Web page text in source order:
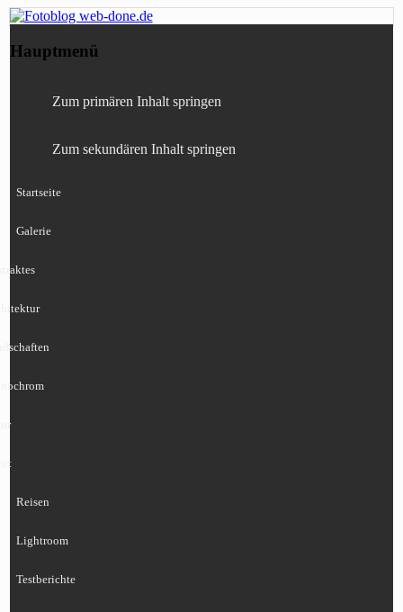
Fotoblog web-done.de
Canon, Nikon, Sony
Hauptmenü
Zum primären Inhalt springen
Zum sekundären Inhalt springen
Startseite
Galerie
Reisen
Lightroom
Testberichte